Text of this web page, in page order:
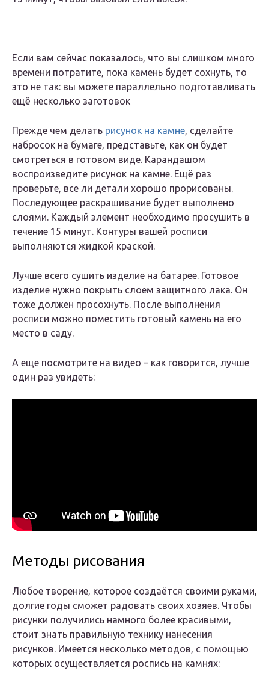
Если вам сейчас показалось, что вы слишком много
времени потратите, пока камень будет сохнуть, то
это не так: вы можете параллельно подготавливать
ещё несколько заготовок
Прежде чем делать рисунок на камне, сделайте
набросок на бумаге, представьте, как он будет
смотреться в готовом виде. Карандашом
воспроизведите рисунок на камне. Ещё раз
проверьте, все ли детали хорошо прорисованы.
Последующее раскрашивание будет выполнено
слоями. Каждый элемент необходимо просушить в
течение 15 минут. Контуры вашей росписи
выполняются жидкой краской.
Лучше всего сушить изделие на батарее. Готовое
изделие нужно покрыть слоем защитного лака. Он
тоже должен просохнуть. После выполнения
росписи можно поместить готовый камень на его
место в саду.
А еще посмотрите на видео – как говорится, лучше
один раз увидеть:
Методы рисования
Любое творение, которое создаётся своими руками,
долгие годы сможет радовать своих хозяев. Чтобы
рисунки получились намного более красивыми,
стоит знать правильную технику нанесения
рисунков. Имеется несколько методов, с помощью
которых осуществляется роспись на камнях: